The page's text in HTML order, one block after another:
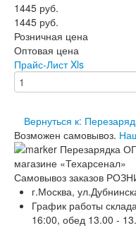
Перезарядка
Перезарядка ОУ
Перезарядка
Доставка
Гарантии
Статьи
Публичная
Сертификаты
Вопрос-Ответ
Контакты
1445 руб.
1445 руб.
Розничная цена
Оптовая цена
Прайс-Лист Xls
Вернуться к:
Возможен самовывоз.
Самовывоз заказов
г.Москва,
График работы
16:00, обед 13.00 -